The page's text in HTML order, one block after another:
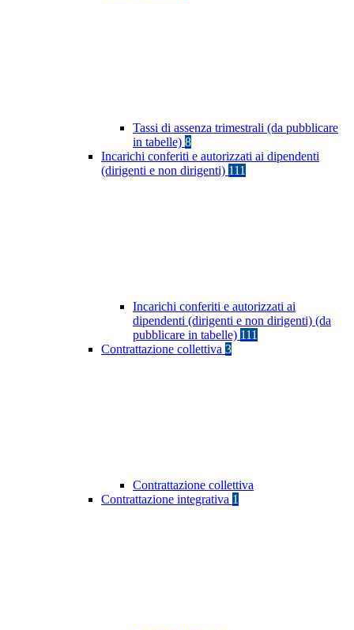
Tassi di assenza trimestrali (da pubblicare
in tabelle) 8
Incarichi conferiti e autorizzati ai dipendenti
(dirigenti e non dirigenti) 111
Incarichi conferiti e autorizzati ai
dipendenti (dirigenti e non dirigenti) (da
pubblicare in tabelle) 111
Contrattazione collettiva 3
Contrattazione collettiva
Contrattazione integrativa 1